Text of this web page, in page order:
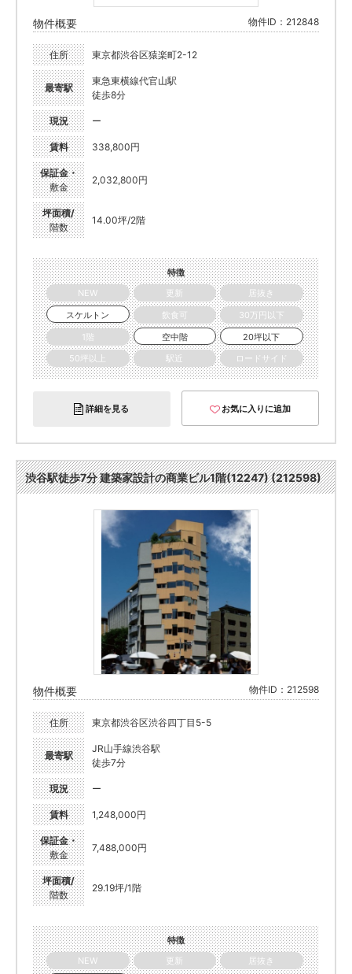
物件概要 物件ID：212848
住所 東京都渋谷区猿楽町2-12
最寄駅
東急東横線代官山駅
徒歩8分
現況 ー
賃料 338,800円
保証金・
敷金
2,032,800円
坪面積/
階数
14.00坪/2階
特徴
NEW
更新
居抜き
スケルトン
飲食可
30万円以下
1階
空中階
20坪以下
50坪以上
駅近 ロードサイド
詳細を見る お気に入りに追加
渋谷駅徒歩7分 建築家設計の商業ビル1階(12247) (212598)
物件概要 物件ID：212598
住所 東京都渋谷区渋谷四丁目5-5
最寄駅
JR山手線渋谷駅
徒歩7分
現況 ー
賃料 1,248,000円
保証金・
敷金
7,488,000円
坪面積/
階数
29.19坪/1階
特徴
NEW
更新
居抜き